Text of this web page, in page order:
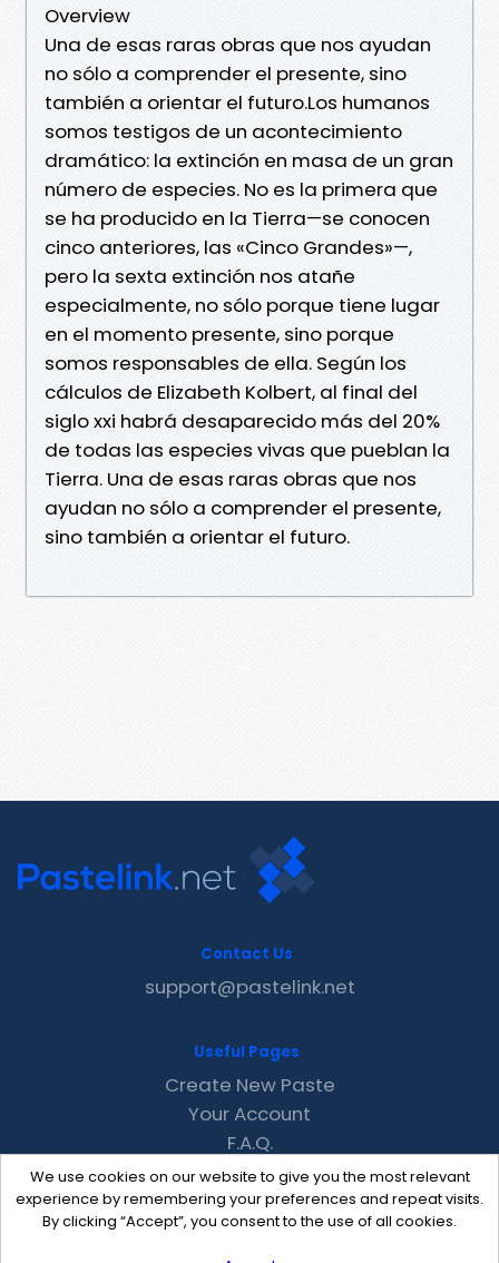
Overview
Una de esas raras obras que nos ayudan
no sólo a comprender el presente, sino
también a orientar el futuro.Los humanos
somos testigos de un acontecimiento
dramático: la extinción en masa de un gran
número de especies. No es la primera que
se ha producido en la Tierra—se conocen
cinco anteriores, las «Cinco Grandes»—,
pero la sexta extinción nos atañe
especialmente, no sólo porque tiene lugar
en el momento presente, sino porque
somos responsables de ella. Según los
cálculos de Elizabeth Kolbert, al final del
siglo xxi habrá desaparecido más del 20%
de todas las especies vivas que pueblan la
Tierra. Una de esas raras obras que nos
ayudan no sólo a comprender el presente,
sino también a orientar el futuro.
We use cookies on our website to give you the most relevant
experience by remembering your preferences and repeat visits.
By clicking “Accept”, you consent to the use of all cookies.
Contact Us
support@pastelink.net
Useful Pages
Create New Paste
Your Account
F.A.Q.
Recent
Contact